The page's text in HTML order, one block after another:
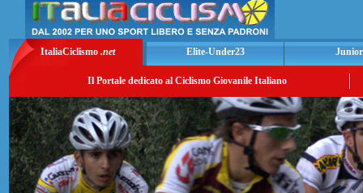
ItaliaCiclismo .net Elite-Under23
Il Portale dedicato al Ciclismo Giovanile Italiano